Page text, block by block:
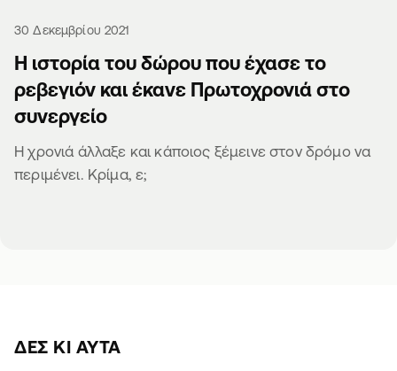
30 Δεκεμβρίου 2021
Η ιστορία του δώρου που έχασε το
ρεβεγιόν και έκανε Πρωτοχρονιά στο
συνεργείο
Η χρονιά άλλαξε και κάποιος ξέμεινε στον δρόμο να
περιμένει. Κρίμα, ε;
ΔΕΣ ΚΙ ΑΥΤΆ